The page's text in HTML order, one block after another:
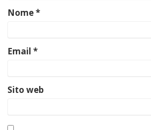
Nome*
Email *
Sito web